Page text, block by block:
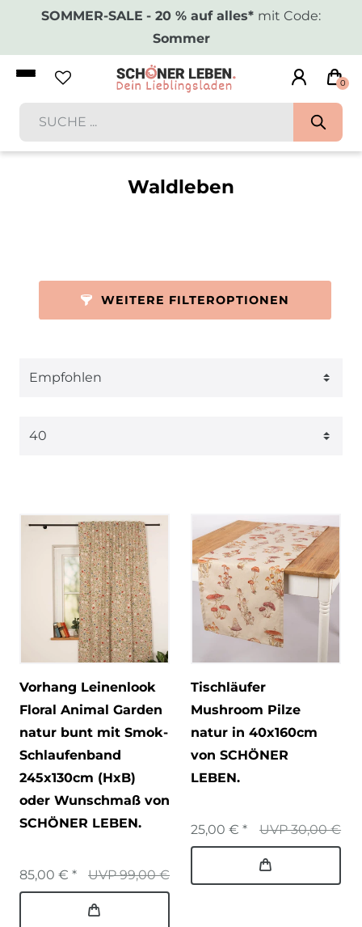
SOMMER-SALE - 20 % auf alles* mit Code:
Sommer
0
Waldleben
WEITERE FILTEROPTIONEN
Vorhang Leinenlook
Floral Animal Garden
natur bunt mit Smok-
Schlaufenband
245x130cm (HxB)
oder Wunschmaß von
SCHÖNER LEBEN.
UVP 99,00 €
85,00 € *
Tischläufer
Mushroom Pilze
natur in 40x160cm
von SCHÖNER
LEBEN.
UVP 30,00 €
25,00 € *